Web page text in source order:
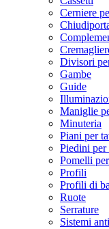
Cerniere
Divisori
Gambe
Guide
Maniglie
Minuteria
Piani per
Piedini
Pomelli
Profili
Profili di
Ruote
Serrature
Sistemi